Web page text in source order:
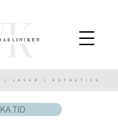
| LASER | ESTHETICS
TID